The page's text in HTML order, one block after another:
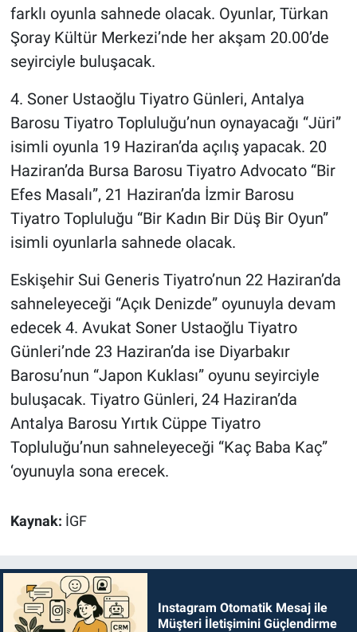
farklı oyunla sahnede olacak. Oyunlar, Türkan
Şoray Kültür Merkezi’nde her akşam 20.00’de
seyirciyle buluşacak.
4. Soner Ustaoğlu Tiyatro Günleri, Antalya
Barosu Tiyatro Topluluğu’nun oynayacağı “Jüri”
isimli oyunla 19 Haziran’da açılış yapacak. 20
Haziran’da Bursa Barosu Tiyatro Advocato “Bir
Efes Masalı”, 21 Haziran’da İzmir Barosu
Tiyatro Topluluğu “Bir Kadın Bir Düş Bir Oyun”
isimli oyunlarla sahnede olacak.
Eskişehir Sui Generis Tiyatro’nun 22 Haziran’da
sahneleyeceği “Açık Denizde” oyunuyla devam
edecek 4. Avukat Soner Ustaoğlu Tiyatro
Günleri’nde 23 Haziran’da ise Diyarbakır
Barosu’nun “Japon Kuklası” oyunu seyirciyle
buluşacak. Tiyatro Günleri, 24 Haziran’da
Antalya Barosu Yırtık Cüppe Tiyatro
Topluluğu’nun sahneleyeceği “Kaç Baba Kaç”
‘oyunuyla sona erecek.
Kaynak: İGF
Instagram Otomatik Mesaj ile
Müşteri İletişimini Güçlendirme